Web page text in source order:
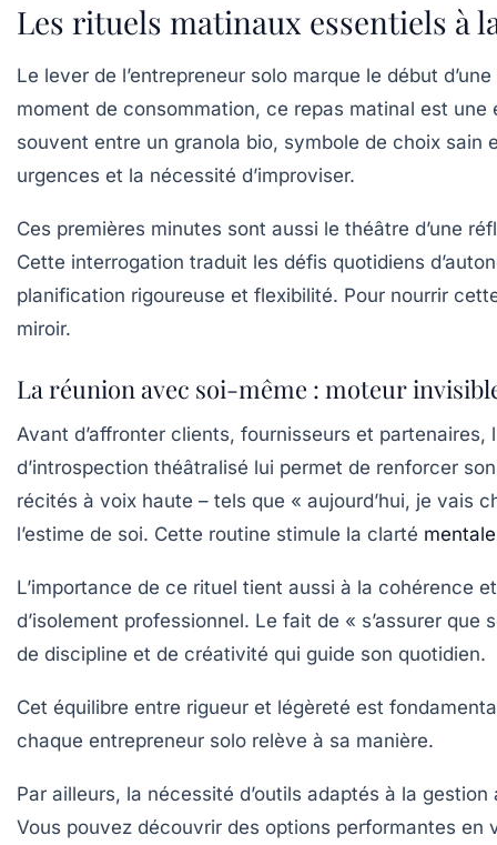
Les rituels matinaux essentiels à
Le lever de l’entrepreneur solo marque le début
moment de consommation, ce repas matinal est
souvent entre un granola bio, symbole de choix sain
urgences et la nécessité d’improviser.
Ces premières minutes sont aussi le théâtre d’une
Cette interrogation traduit les défis quotidiens
planification rigoureuse et flexibilité. Pour nourrir
miroir.
La réunion avec soi-même : moteur
Avant d’affronter clients, fournisseurs et
d’introspection théâtralisé lui permet de renforcer
récités à voix haute – tels que « aujourd’hui, je vais
l’estime de soi. Cette routine stimule la clarté mentale
L’importance de ce rituel tient aussi à la cohérence
d’isolement professionnel. Le fait de « s’assurer
de discipline et de créativité qui guide son quotidien.
Cet équilibre entre rigueur et légèreté est
chaque entrepreneur solo relève à sa manière.
Par ailleurs, la nécessité d’outils adaptés à la
Vous pouvez découvrir des options performantes en